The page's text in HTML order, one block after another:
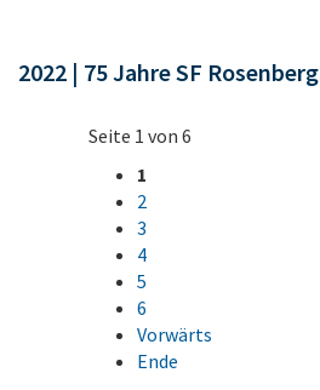
2022 | 75 Jahre SF Rosenberg
Seite 1 von 6
1
2
3
4
5
6
Vorwärts
Ende